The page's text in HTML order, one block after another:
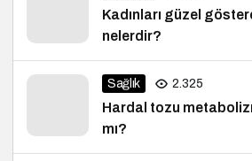
Kadınları güzel
nelerdir?
Sağlık 2.325
Hardal tozu
mı?